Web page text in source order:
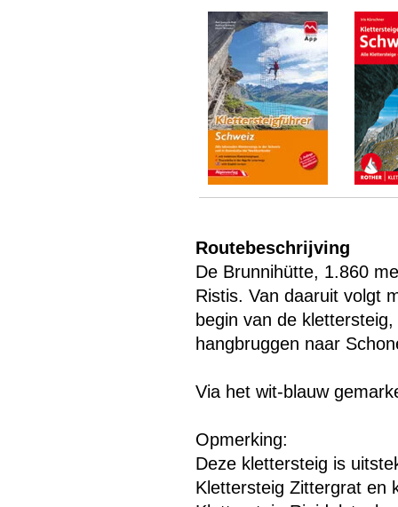
Routebeschrijving
De Brunnihütte, 1.860
Ristis. Van daaruit volgt
begin van de
hangbruggen naar
Via het wit-blauw
Opmerking:
Deze klettersteig is
Klettersteig Zittergrat en